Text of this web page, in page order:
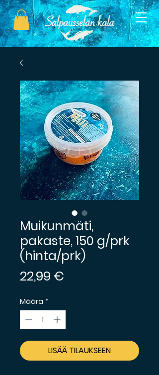
Muikunmäti,
pakaste, 150 g/prk
(hinta/prk)
22,99 €
Määrä *
LISÄÄ TILAUKSEEN